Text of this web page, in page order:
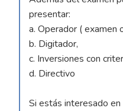
presentar:
a. Operador ( examen
b. Digitador,
c. Inversiones con
d. Directivo
Si estás interesado